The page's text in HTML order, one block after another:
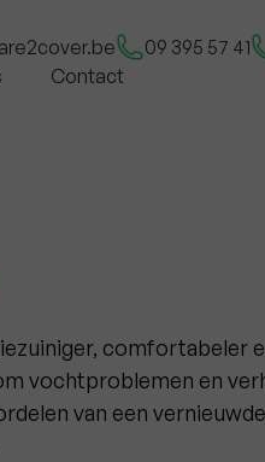
Contact
09 395 57 41
comfortabeler
vochtproblemen en
van een